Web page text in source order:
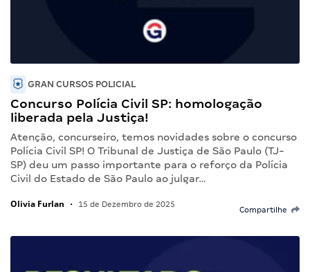
GRAN CURSOS POLICIAL
Concurso Polícia Civil SP: homologação
liberada pela Justiça!
Atenção, concurseiro, temos novidades sobre o concurso
Polícia Civil SP! O Tribunal de Justiça de São Paulo (TJ-
SP) deu um passo importante para o reforço da Polícia
Civil do Estado de São Paulo ao julgar…
Olivia Furlan • 15 de Dezembro de 2025
Compartilhe